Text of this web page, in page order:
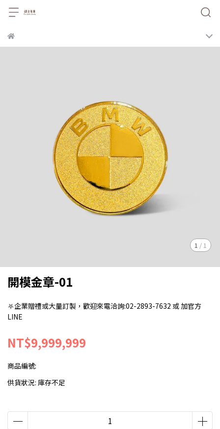
1 / 1
開模金章-01
⛧企業贈禮或大量訂製，歡迎來電洽詢:02-2893-7632 或 加官方
LINE
NT$9,999,999
商品編號:
供貨狀況: 庫存不足